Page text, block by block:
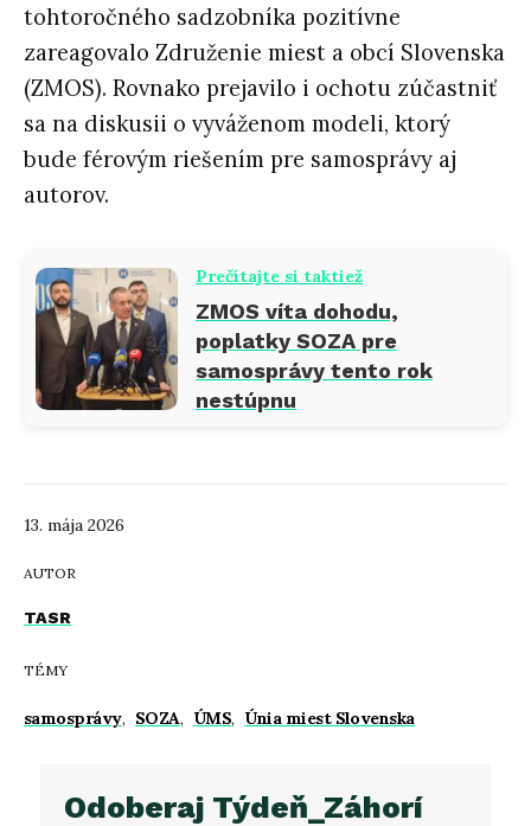
13. mája 2026
AUTOR
TASR
TÉMY
samosprávy, SOZA, ÚMS, Únia miest Slovenska
tohtoročného sadzobníka pozitívne
zareagovalo Združenie miest a obcí Slovenska
(ZMOS). Rovnako prejavilo i ochotu zúčastniť
sa na diskusii o vyváženom modeli, ktorý
bude férovým riešením pre samosprávy aj
autorov.
Prečítajte si taktiež
ZMOS víta dohodu,
poplatky SOZA pre
samosprávy tento rok
nestúpnu
Odoberaj Týdeň_Záhorí